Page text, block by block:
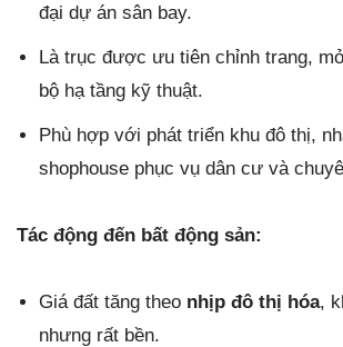
đại dự án sân bay.
Là trục được ưu tiên chỉnh trang,
bộ hạ tầng kỹ thuật.
Phù hợp với phát triển khu đô thị,
shophouse phục vụ dân cư và
Tác động đến bất động sản:
Giá đất tăng theo nhịp đô thị hóa,
nhưng rất bền.